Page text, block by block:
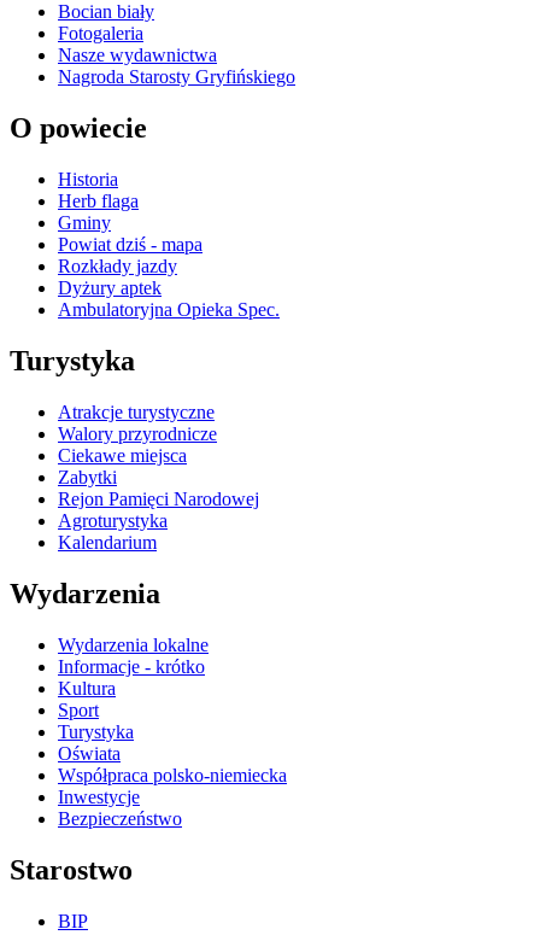
Bocian biały
Fotogaleria
Nasze wydawnictwa
Nagroda Starosty Gryfińskiego
O powiecie
Historia
Herb flaga
Gminy
Powiat dziś - mapa
Rozkłady jazdy
Dyżury aptek
Ambulatoryjna Opieka Spec.
Turystyka
Atrakcje turystyczne
Walory przyrodnicze
Ciekawe miejsca
Zabytki
Rejon Pamięci Narodowej
Agroturystyka
Kalendarium
Wydarzenia
Wydarzenia lokalne
Informacje - krótko
Kultura
Sport
Turystyka
Oświata
Współpraca polsko-niemiecka
Inwestycje
Bezpieczeństwo
Starostwo
BIP